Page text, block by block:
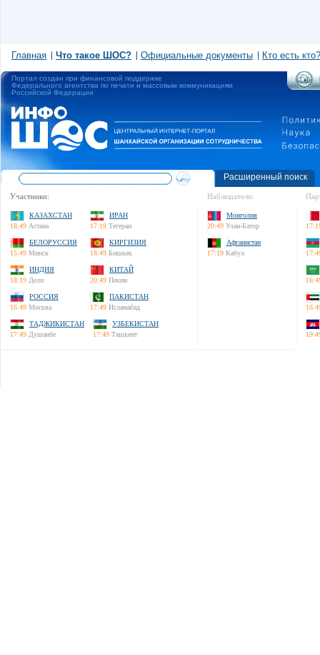
Главная Что такое ШОС? Официальные документы Кто есть кто?
Портал создан при финансовой поддержке
Федерального агентства по печати и массовым коммуникациям
Российской Федерации
Расширенный поиск
Участники:
КАЗАХСТАН
18:49 Астана
ИРАН
17:19 Тегеран
БЕЛОРУССИЯ
15:49 Минск
КИРГИЗИЯ
18:49 Бишкек
ИНДИЯ
18:19 Дели
КИТАЙ
20:49 Пекин
РОССИЯ
16:49 Москва
ПАКИСТАН
17:49 Исламабад
ТАДЖИКИСТАН
17:49 Душанбе
УЗБЕКИСТАН
17:49 Ташкент
Наблюдатели:
Монголия
20:49 Улан-Батор
Афганистан
17:19 Кабул